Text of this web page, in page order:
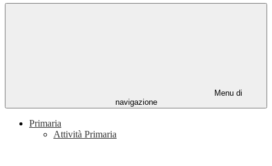
Menu di
navigazione
Primaria
Attività Primaria